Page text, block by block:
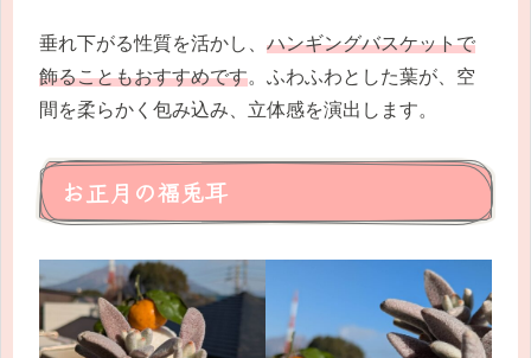
垂れ下がる性質を活かし、 ハンギングバスケットで
飾ることもおすすめです。ふわふわとした葉が、空
間を柔らかく包み込み、立体感を演出します。
お正月の福兎耳